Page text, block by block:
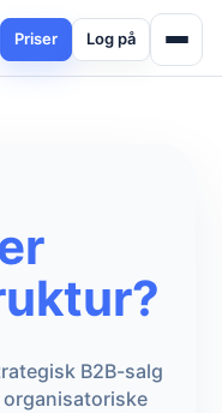
Priser Log på
B2B-salg